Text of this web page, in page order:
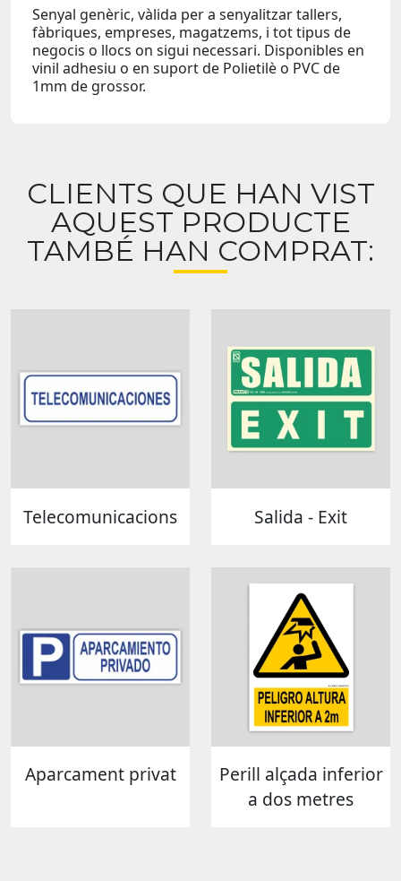
Senyal genèric, vàlida per a senyalitzar tallers,
fàbriques, empreses, magatzems, i tot tipus de
negocis o llocs on sigui necessari. Disponibles en
vinil adhesiu o en suport de Polietilè o PVC de
1mm de grossor.
CLIENTS QUE HAN VIST
AQUEST PRODUCTE
TAMBÉ HAN COMPRAT:
Telecomunicacions Salida - Exit
Aparcament privat
Perill alçada inferior
a dos metres